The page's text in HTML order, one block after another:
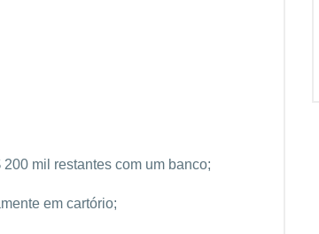
mil restantes com um banco;
em cartório;